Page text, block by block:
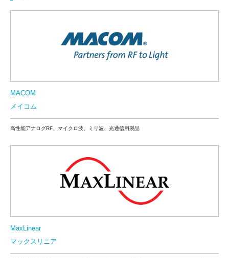
MACOM
メイコム
高性能アナログRF、マイクロ波、ミリ波、光通信用製品
MaxLinear
マックスリニア